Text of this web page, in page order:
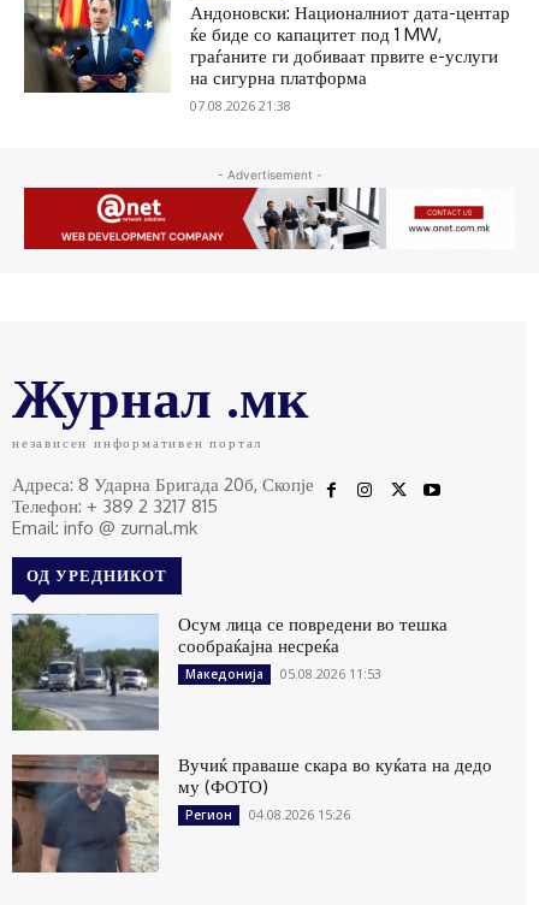
Андоновски: Националниот дата-центар
ќе биде со капацитет под 1 MW,
граѓаните ги добиваат првите е-услуги
на сигурна платформа
07.08.2026 21:38
- Advertisement -
Журнал .мк
независен информативен портал
Адреса: 8 Ударна Бригада 20б, Скопје
Телефон: + 389 2 3217 815
Email: info @ zurnal.mk
ОД УРЕДНИКОТ
Осум лица се повредени во тешка
сообраќајна несреќа
Македонија 05.08.2026 11:53
Вучиќ праваше скара во куќата на дедо
му (ФОТО)
Регион 04.08.2026 15:26